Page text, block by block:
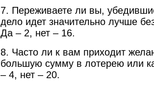
7. Переживаете ли вы,
дело идет значительно лучше
Да – 2, нет – 16.
8. Часто ли к вам приходит
большую сумму в лотерею или
– 4, нет – 20.